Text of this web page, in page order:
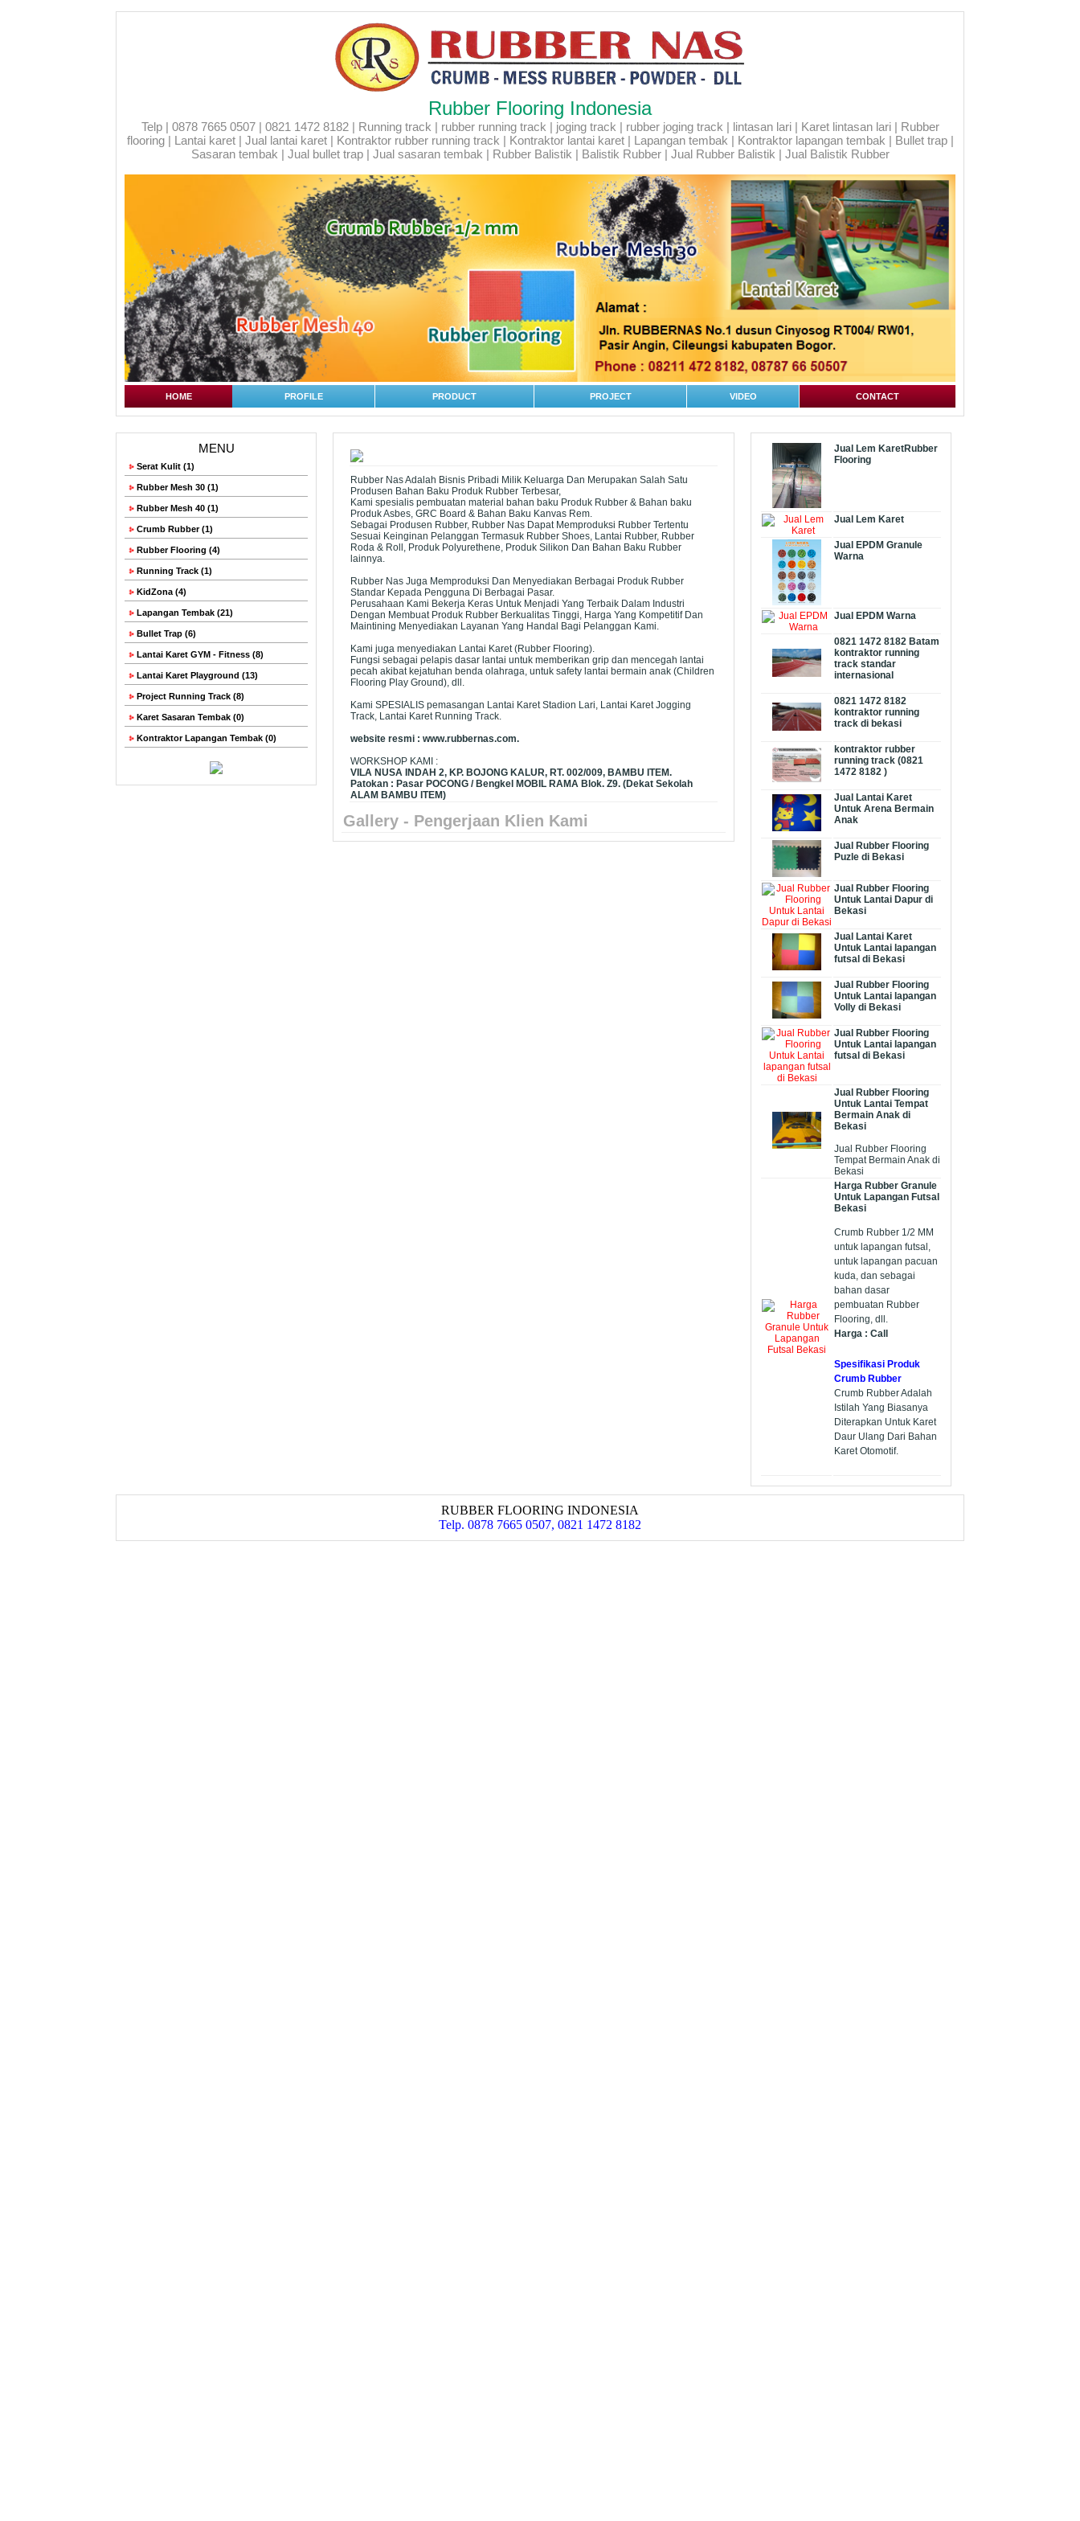
Rubber Flooring Indonesia
Telp | 0878 7665 0507 | 0821 1472 8182 | Running track | rubber running track | joging track | rubber joging track | lintasan lari | Karet lintasan lari | Rubber
flooring | Lantai karet | Jual lantai karet | Kontraktor rubber running track | Kontraktor lantai karet | Lapangan tembak | Kontraktor lapangan tembak | Bullet trap |
Sasaran tembak | Jual bullet trap | Jual sasaran tembak | Rubber Balistik | Balistik Rubber | Jual Rubber Balistik | Jual Balistik Rubber
HOME PROFILE PRODUCT PROJECT VIDEO CONTACT
MENU
Serat Kulit (1)
Rubber Mesh 30 (1)
Rubber Mesh 40 (1)
Crumb Rubber (1)
Rubber Flooring (4)
Running Track (1)
KidZona (4)
Lapangan Tembak (21)
Bullet Trap (6)
Lantai Karet GYM - Fitness (8)
Lantai Karet Playground (13)
Project Running Track (8)
Karet Sasaran Tembak (0)
Kontraktor Lapangan Tembak (0)
Rubber Nas Adalah Bisnis Pribadi Milik Keluarga Dan Merupakan Salah Satu
Produsen Bahan Baku Produk Rubber Terbesar,
Kami spesialis pembuatan material bahan baku Produk Rubber & Bahan baku
Produk Asbes, GRC Board & Bahan Baku Kanvas Rem.
Sebagai Produsen Rubber, Rubber Nas Dapat Memproduksi Rubber Tertentu
Sesuai Keinginan Pelanggan Termasuk Rubber Shoes, Lantai Rubber, Rubber
Roda & Roll, Produk Polyurethene, Produk Silikon Dan Bahan Baku Rubber
lainnya.
Rubber Nas Juga Memproduksi Dan Menyediakan Berbagai Produk Rubber
Standar Kepada Pengguna Di Berbagai Pasar.
Perusahaan Kami Bekerja Keras Untuk Menjadi Yang Terbaik Dalam Industri
Dengan Membuat Produk Rubber Berkualitas Tinggi, Harga Yang Kompetitif Dan
Maintining Menyediakan Layanan Yang Handal Bagi Pelanggan Kami.
Kami juga menyediakan Lantai Karet (Rubber Flooring).
Fungsi sebagai pelapis dasar lantai untuk memberikan grip dan mencegah lantai
pecah akibat kejatuhan benda olahraga, untuk safety lantai bermain anak (Children
Flooring Play Ground), dll.
Kami SPESIALIS pemasangan Lantai Karet Stadion Lari, Lantai Karet Jogging
Track, Lantai Karet Running Track.
website resmi : www.rubbernas.com.
WORKSHOP KAMI :
VILA NUSA INDAH 2, KP. BOJONG KALUR, RT. 002/009, BAMBU ITEM.
Patokan : Pasar POCONG / Bengkel MOBIL RAMA Blok. Z9. (Dekat Sekolah
ALAM BAMBU ITEM)
Gallery - Pengerjaan Klien Kami
Jual Lem KaretRubber
Flooring
Jual Lem Karet
Jual EPDM Granule
Warna
Jual EPDM Warna
0821 1472 8182 Batam
kontraktor running
track standar
internasional
0821 1472 8182
kontraktor running
track di bekasi
kontraktor rubber
running track (0821
1472 8182 )
Jual Lantai Karet
Untuk Arena Bermain
Anak
Jual Rubber Flooring
Puzle di Bekasi
Jual Rubber Flooring
Untuk Lantai Dapur di
Bekasi
Jual Lantai Karet
Untuk Lantai lapangan
futsal di Bekasi
Jual Rubber Flooring
Untuk Lantai lapangan
Volly di Bekasi
Jual Rubber Flooring
Untuk Lantai lapangan
futsal di Bekasi
Jual Rubber Flooring
Untuk Lantai Tempat
Bermain Anak di
Bekasi
Jual Rubber Flooring
Tempat Bermain Anak di
Bekasi
Harga Rubber Granule
Untuk Lapangan Futsal
Bekasi
Crumb Rubber 1/2 MM
untuk lapangan futsal,
untuk lapangan pacuan
kuda, dan sebagai
bahan dasar
pembuatan Rubber
Flooring, dll.
Harga : Call
Spesifikasi Produk
Crumb Rubber
Crumb Rubber Adalah
Istilah Yang Biasanya
Diterapkan Untuk Karet
Daur Ulang Dari Bahan
Karet Otomotif.
RUBBER FLOORING INDONESIA
Telp. 0878 7665 0507, 0821 1472 8182